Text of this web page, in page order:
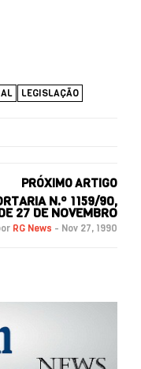
LEGISLAÇÃO
PRÓXIMO ARTIGO
N.º 1159/90,
27 DE NOVEMBRO
RG News - Nov 27, 1990